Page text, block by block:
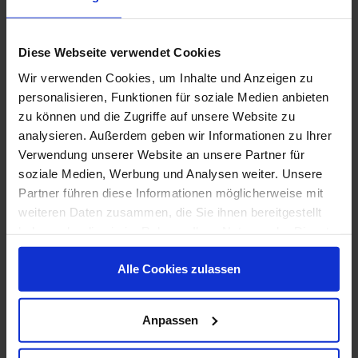
Diese Webseite verwendet Cookies
Wir verwenden Cookies, um Inhalte und Anzeigen zu
personalisieren, Funktionen für soziale Medien anbieten
zu können und die Zugriffe auf unsere Website zu
analysieren. Außerdem geben wir Informationen zu Ihrer
Verwendung unserer Website an unsere Partner für
soziale Medien, Werbung und Analysen weiter. Unsere
Partner führen diese Informationen möglicherweise mit
weiteren Daten zusammen, die Sie ihnen bereitgestellt
gesammelt haben. Sie geben Einwilligung zu unseren
Cookies, wenn Sie unsere Webseite weiterhin nutzen. Zu
unseremImpressumundDatenschutz.
Alle Cookies zulassen
Anpassen
Fahrzeugkauf.
Im Familienrecht unterstützt er Sie besonnen und
im Zugewinn- oder Versorgungsausgleich sowie in
Unterhaltsfragen.
In allen Bereichen begleitet Sie Herr Rechtsanwalt
Pascal Scholz kompetent und zielgerichtet – sowohl
beratend als auch prozessual.
1994 geboren
der Albert-Ludwigs-Universität Freiburg
2016 Studium der Rechtswissenschaften an
der Sveučilište u Zagrebu, Kroatien, Faculty of
Ab 2019 Rechtsreferendariat beim Landgericht
Dresden